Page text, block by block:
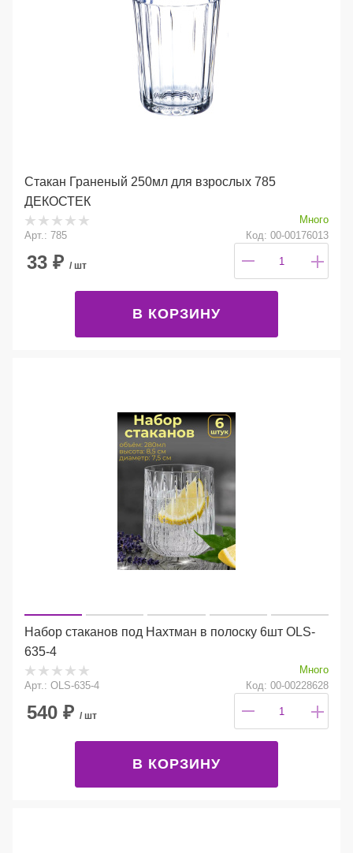
Стакан Граненый 250мл для взрослых 785
ДЕКОСТЕК
Много
Арт.: 785
Код: 00-00176013
33 ₽ / шт
В КОРЗИНУ
Набор стаканов под Нахтман в полоску 6шт OLS-
635-4
Много
Арт.: OLS-635-4
Код: 00-00228628
540 ₽ / шт
В КОРЗИНУ